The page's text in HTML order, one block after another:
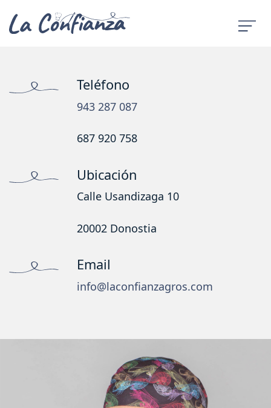
Teléfono
943 287 087
687 920 758
Ubicación
Calle Usandizaga 10
20002 Donostia
Email
info@laconfianzagros.com